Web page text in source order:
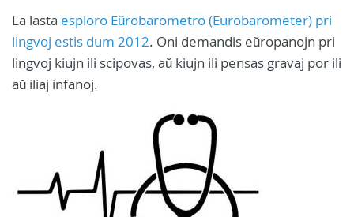
La lasta esploro Eŭrobarometro (Eurobarometer) pri
lingvoj estis dum 2012. Oni demandis eŭropanojn pri
lingvoj kiujn ili scipovas, aŭ kiujn ili pensas gravaj por ili
aŭ iliaj infanoj.